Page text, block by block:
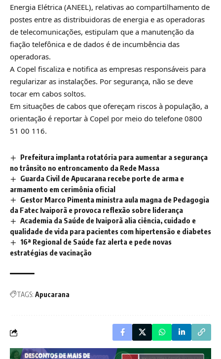
Energia Elétrica (ANEEL), relativas ao compartilhamento de
postes entre as distribuidoras de energia e as operadoras
de telecomunicações, estipulam que a manutenção da
fiação telefônica e de dados é de incumbência das
operadoras.
A Copel fiscaliza e notifica as empresas responsáveis para
regularizar as instalações. Por segurança, não se deve
tocar em cabos soltos.
Em situações de cabos que ofereçam riscos à população, a
orientação é reportar à Copel por meio do telefone 0800
51 00 116.
Prefeitura implanta rotatória para aumentar a segurança
no trânsito no entroncamento da Rede Massa
Guarda Civil de Apucarana recebe porte de arma e
armamento em cerimônia oficial
Gestor Marco Pimenta ministra aula magna de Pedagogia
da Fatec Ivaiporã e provoca reflexão sobre liderança
Academia da Saúde de Ivaiporã alia ciência, cuidado e
qualidade de vida para pacientes com hipertensão e diabetes
16ª Regional de Saúde faz alerta e pede novas
estratégias de vacinação
TAGS: Apucarana